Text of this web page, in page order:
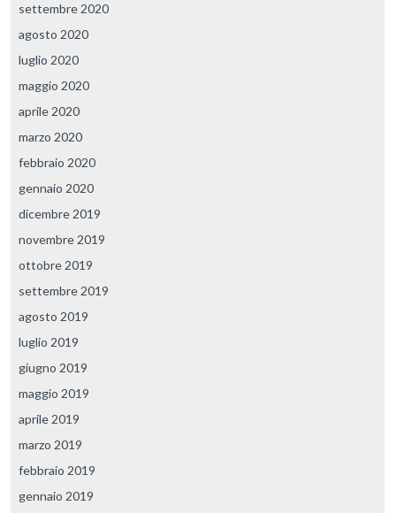
settembre 2020
agosto 2020
luglio 2020
maggio 2020
aprile 2020
marzo 2020
febbraio 2020
gennaio 2020
dicembre 2019
novembre 2019
ottobre 2019
settembre 2019
agosto 2019
luglio 2019
giugno 2019
maggio 2019
aprile 2019
marzo 2019
febbraio 2019
gennaio 2019